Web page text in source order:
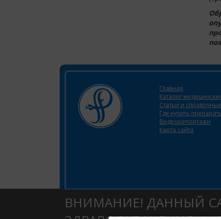
Главная
Каталог
Статьи и
Где купить
Видеорепортажи
Карта сайта
ВНИМАНИЕ! ДАННЫЙ